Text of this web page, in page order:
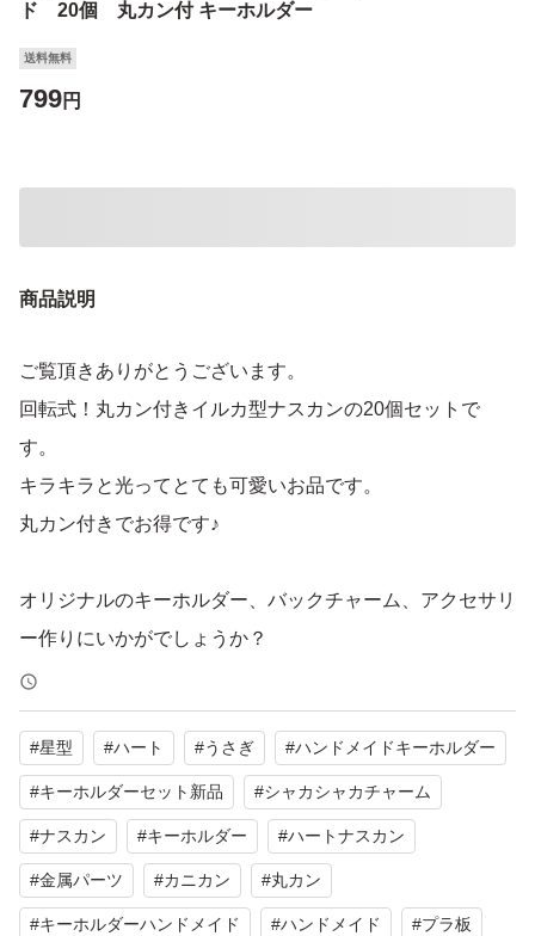
ド 20個 丸カン付 キーホルダー
送料無料
799円
商品説明
ご覧頂きありがとうございます。
回転式！丸カン付きイルカ型ナスカンの20個セットで
す。
キラキラと光ってとても可愛いお品です。
丸カン付きでお得です♪
オリジナルのキーホルダー、バックチャーム、アクセサリ
ー作りにいかがでしょうか？
■カラー
ピンクゴールド
■サイズ
ナスカン : 15mm×35mm
丸カン : 8mm
#星型 #ハート #うさぎ #ハンドメイドキーホルダー
#キーホルダーセット新品 #シャカシャカチャーム
#ナスカン #キーホルダー #ハートナスカン
#金属パーツ #カニカン #丸カン
#キーホルダーハンドメイド #ハンドメイド #プラ板